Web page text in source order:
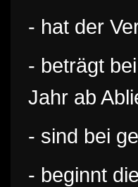
- hat der
- beträgt
Jahr ab
- sind bei
- beginnt